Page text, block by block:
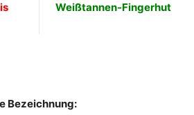
Weißtannen-Fingerhut
Bezeichnung: